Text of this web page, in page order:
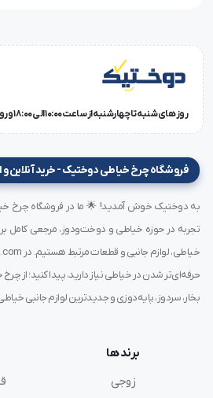
برند: سان سیر (SUNSIR)
کشور سازنده: چین
کاربرد ها: تریکو / شلوار پارچه ای /
شلوار / لباس بچگانه / لباس زیر /
تکنولوژی ماشین: کامپیوتری
سوزن مورد نیاز: DB×17 14#
تعداد سوزن: 1
ضخامت دوخت: ظریف،معمولی و
تعداد پایه: تک پایه
سرعت (دور موتور در دقیقه): 2500 دور در دقیقه
چراغ LED: دارد
نوع موتور: سروو موتور
سیستم نخ قطع کن خودکار دارد
سیستم تنظیم سرعت دارد
روز های شنبه تا چهارشنبه از ساعت 10:00 الی 18:00 و روز پنجشنبه ساعت 10:00 الی 15:00
فروشگاه چرخ خیاطی دوختیک - خرید آنلاین و
تجربه در حوزه خیاطی و دوخت‌ودوز، مرجعی کامل
حرفه‌ای‌تر شدن در خیاطی نیاز دارید، پیدا کنید؛ از
بخار، سردوز، پایه‌دوزی و جدیدترین لوازم جانبی
برند ها
زوجی